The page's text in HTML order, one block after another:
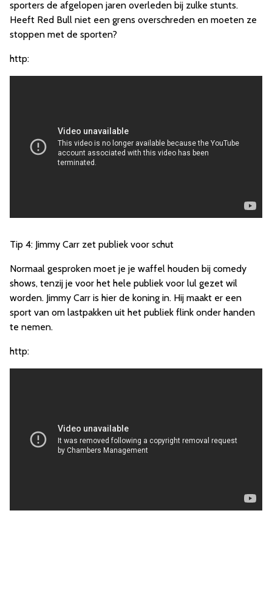
sporters de afgelopen jaren overleden bij zulke stunts.
Heeft Red Bull niet een grens overschreden en moeten ze
stoppen met de sporten?
http:
Tip 4: Jimmy Carr zet publiek voor schut
Normaal gesproken moet je je waffel houden bij comedy
shows, tenzij je voor het hele publiek voor lul gezet wil
worden. Jimmy Carr is hier de koning in. Hij maakt er een
sport van om lastpakken uit het publiek flink onder handen
te nemen.
http: